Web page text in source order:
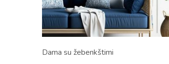
Dama su žebenkštimi